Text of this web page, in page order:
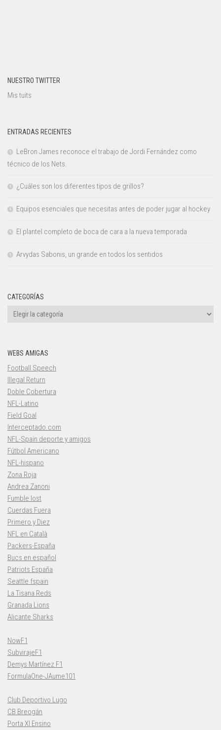
NUESTRO TWITTER
Mis tuits
ENTRADAS RECIENTES
LeBron James reconoce el trabajo de Jordi Fernández como
técnico de los Nets.
¿Cuáles son los diferentes tipos de grillos?
Equipos esenciales que necesitas antes de poder jugar al hockey
El plantel completo de boca de cara a la nueva temporada
Arvydas Sabonis, un grande en todos los sentidos
CATEGORÍAS
Categorías
WEBS AMIGAS
Football Speech
Illegal Return
Doble Cobertura
NFL-Latino
Field Goal
Interceptado.com
NFL-Spain deporte y amigos
Fútbol Americano
NFL-hispano
Zona Roja
Andrea Zanoni
Fumble lost
Cuerdas Fuera
Primero y Diez
NFL en Català
Packers-España
Bucs en español
Patriots España
Seattle fspain
La Tisana Reds
Granada Lions
Alicante Sharks
NowF1
SubvirajeF1
Demys Martínez F1
FormulaOne-JAume101
Club Deportivo Lugo
CB Breogán
Porta XI Ensino